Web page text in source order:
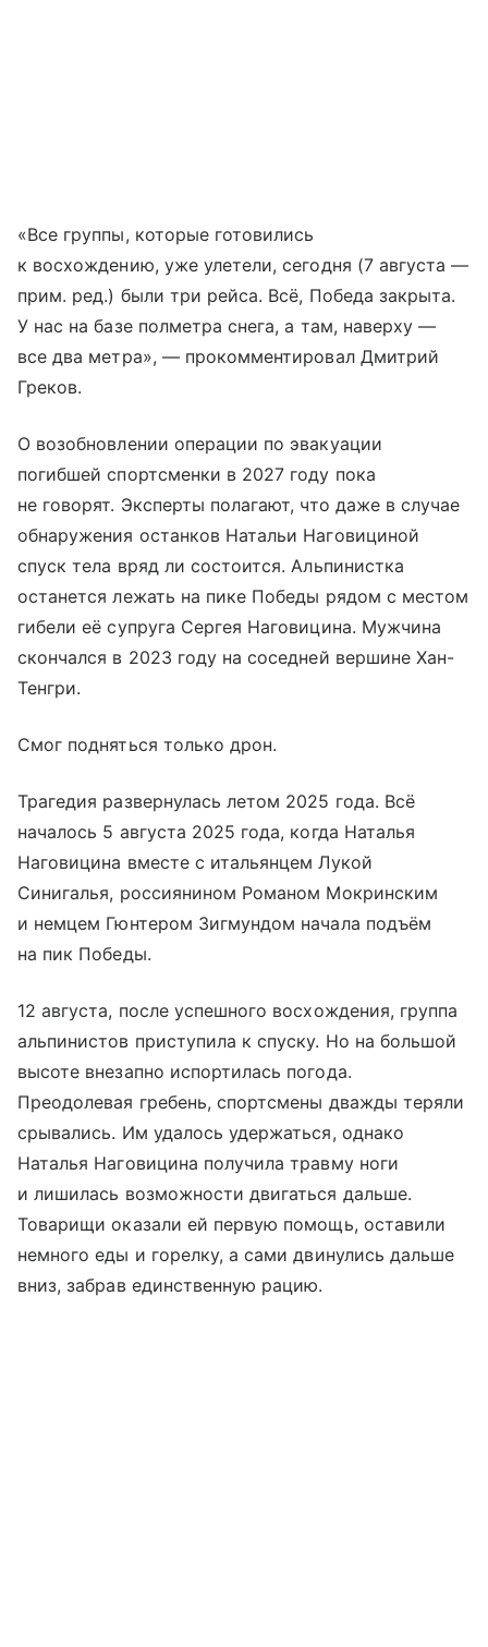
«Все группы, которые готовились
к восхождению, уже улетели, сегодня (7 августа —
прим. ред.) были три рейса. Всё, Победа закрыта.
У нас на базе полметра снега, а там, наверху —
все два метра», — прокомментировал Дмитрий
Греков.
О возобновлении операции по эвакуации
погибшей спортсменки в 2027 году пока
не говорят. Эксперты полагают, что даже в случае
обнаружения останков Натальи Наговициной
спуск тела вряд ли состоится. Альпинистка
останется лежать на пике Победы рядом с местом
гибели её супруга Сергея Наговицина. Мужчина
скончался в 2023 году на соседней вершине Хан-
Тенгри.
Смог подняться только дрон.
Трагедия развернулась летом 2025 года. Всё
началось 5 августа 2025 года, когда Наталья
Наговицина вместе с итальянцем Лукой
Синигалья, россиянином Романом Мокринским
и немцем Гюнтером Зигмундом начала подъём
на пик Победы.
12 августа, после успешного восхождения, группа
альпинистов приступила к спуску. Но на большой
высоте внезапно испортилась погода.
Преодолевая гребень, спортсмены дважды теряли
срывались. Им удалось удержаться, однако
Наталья Наговицина получила травму ноги
и лишилась возможности двигаться дальше.
Товарищи оказали ей первую помощь, оставили
немного еды и горелку, а сами двинулись дальше
вниз, забрав единственную рацию.